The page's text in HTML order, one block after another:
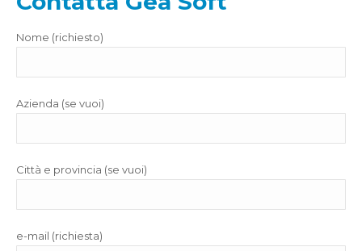
Nome (richiesto)
Azienda (se vuoi)
Città e provincia (se vuoi)
e-mail (richiesta)